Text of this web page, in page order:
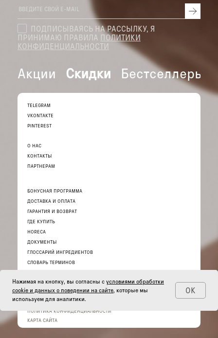
ПОДПИСЫВАЯСЬ НА РАССЫЛКУ, Я
ПРИНИМАЮ ПРАВИЛА ПОЛИТИКИ
КОНФИДЕНЦИАЛЬНОСТИ
Акции Скидки Бестселлеры
TELEGRAM
VKONTAKTE
PINTEREST
О НАС
КОНТАКТЫ
ПАРТНЕРАМ
БОНУСНАЯ ПРОГРАММА
ДОСТАВКА И ОПЛАТА
ГАРАНТИЯ И ВОЗВРАТ
ГДЕ КУПИТЬ
HORECA
ДОКУМЕНТЫ
ГЛОССАРИЙ ИНГРЕДИЕНТОВ
СЛОВАРЬ ТЕРМИНОВ
© 2026 ИНТЕРНЕТ-МАГАЗИН «THE ACT»
ПОЛИТИКА КОНФИДЕНЦИАЛЬНОСТИ
КАРТА САЙТА
Нажимая на кнопку, вы согласны с условиями обработки
cookie и данных о поведении на сайте, которые мы
используем для аналитики.
ОК